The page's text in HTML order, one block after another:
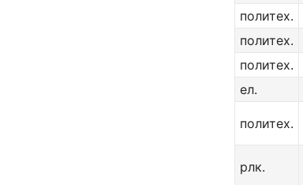
политех.
политех.
политех.
ел.
политех.
рлк.